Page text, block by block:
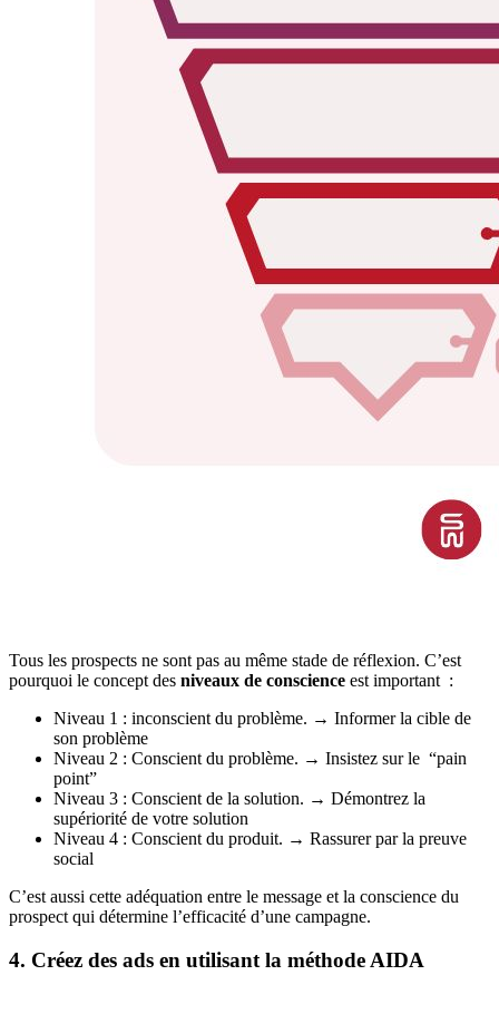
Tous les prospects ne sont pas au même stade de réflexion. C’est
pourquoi le concept des niveaux de conscience est important :
Niveau 1 : inconscient du problème. → Informer la cible de
son problème
Niveau 2 : Conscient du problème. → Insistez sur le “pain
point”
Niveau 3 : Conscient de la solution. → Démontrez la
supériorité de votre solution
Niveau 4 : Conscient du produit. → Rassurer par la preuve
social
C’est aussi cette adéquation entre le message et la conscience du
prospect qui détermine l’efficacité d’une campagne.
4. Créez des ads en utilisant la méthode AIDA